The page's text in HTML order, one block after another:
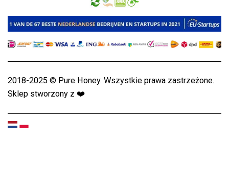
2018-2025 © Pure Honey. Wszystkie prawa zastrzeżone.
Sklep stworzony z ❤️